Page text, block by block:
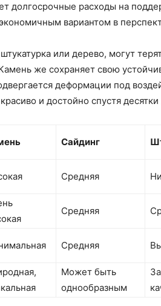
долгосрочные расходы на
вариантом в
или дерево, могут
же сохраняет свою
деформации под
и достойно спустя десятки
Сайдинг
Средняя
Средняя
Средняя
Может быть
однообразным